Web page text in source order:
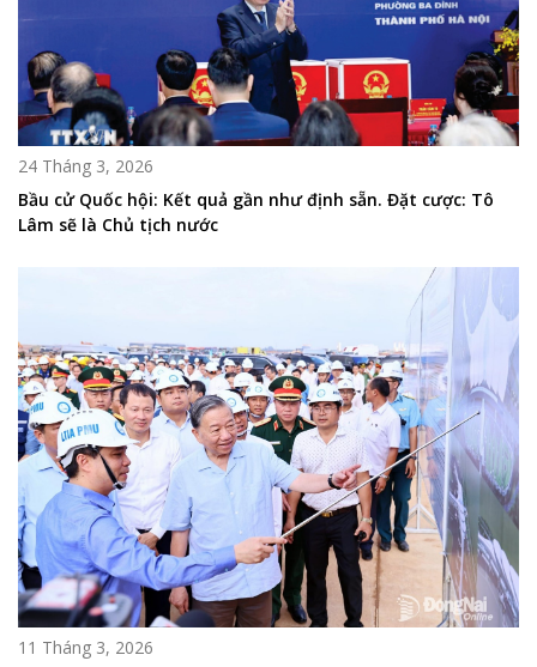
24 Tháng 3, 2026
Bầu cử Quốc hội: Kết quả gần như định sẵn. Đặt cược: Tô
Lâm sẽ là Chủ tịch nước
11 Tháng 3, 2026